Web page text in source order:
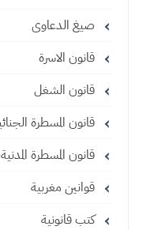
صيغ الدعاوى
قانون الاسرة
قانون الشغل
قانون المسطرة
قانون المسطرة المدنية
قوانين مغربية
كتب قانونية